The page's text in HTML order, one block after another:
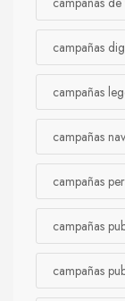
campañas
campañas
campañas
campañas
campañas
campañas